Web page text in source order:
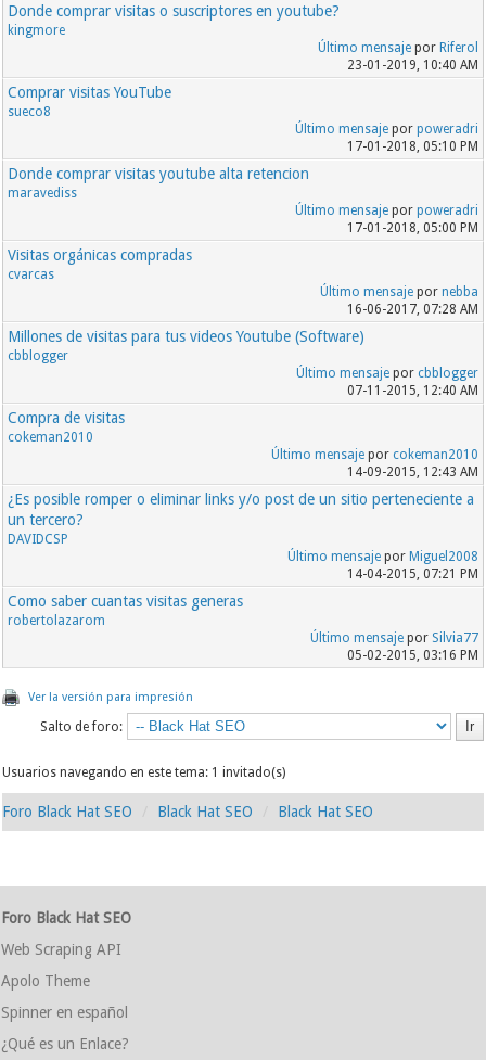
Donde comprar visitas o suscriptores en youtube?
kingmore
Último mensajepor Riferol
23-01-2019, 10:40 AM
Comprar visitas YouTube
sueco8
Último mensajepor poweradri
17-01-2018, 05:10 PM
Donde comprar visitas youtube alta retencion
maravediss
Último mensajepor poweradri
17-01-2018, 05:00 PM
Visitas orgánicas compradas
cvarcas
Último mensajepor nebba
16-06-2017, 07:28 AM
Millones de visitas para tus videos Youtube (Software)
cbblogger
Último mensajepor cbblogger
07-11-2015, 12:40 AM
Compra de visitas
cokeman2010
Último mensajepor cokeman2010
14-09-2015, 12:43 AM
¿Es posible romper o eliminar links y/o post de un sitio perteneciente a
un tercero?
DAVIDCSP
Último mensajepor Miguel2008
14-04-2015, 07:21 PM
Como saber cuantas visitas generas
robertolazarom
Último mensajepor Silvia77
05-02-2015, 03:16 PM
Ver la versión para impresión
Salto de foro:
Usuarios navegando en este tema: 1 invitado(s)
Foro Black Hat SEO Black Hat SEO Black Hat SEO
Foro Black Hat SEO
Web Scraping API
Apolo Theme
Spinner en español
¿Qué es un Enlace?